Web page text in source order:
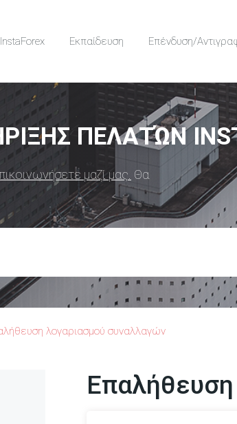
Εκπαίδευση Επένδυση/
ΠΕΛΑΤΏΝ
μαζί μας. Θα
λογαριασμού συναλλαγών